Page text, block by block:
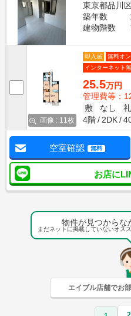
東京都品川
築年数
建物階数
画像 : 11枚
即入居
無料オ
インターネット
25.5万円
管理費等：
敷
なし 礼
4階
2DK
空室確認 無料
お店に
物件が見つからな
まだネットに掲載していないオス
エイブル店舗でお